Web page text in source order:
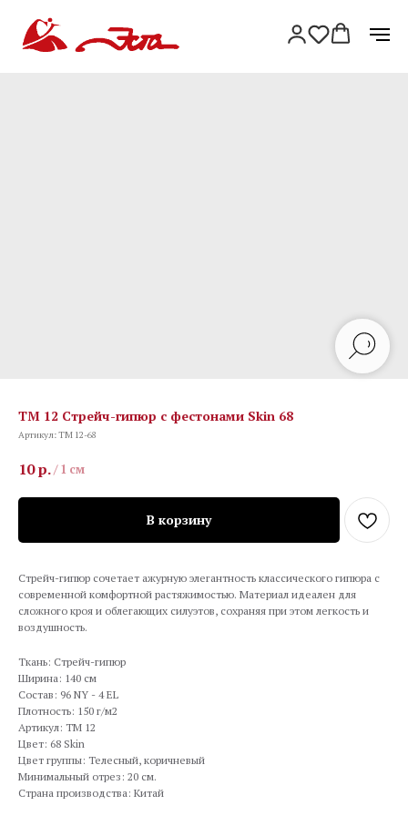
TM 12 Стрейч-гипюр с фестонами Skin 68
Артикул:TM 12-68
10р./ 1 см
В корзину
Стрейч-гипюр сочетает ажурную элегантность классического гипюра с
современной комфортной растяжимостью. Материал идеален для
сложного кроя и облегающих силуэтов, сохраняя при этом легкость и
воздушность.
Ткань: Стрейч-гипюр
Ширина: 140 см
Состав: 96 NY - 4 EL
Плотность: 150 г/м2
Артикул: TM 12
Цвет: 68 Skin
Цвет группы: Телесный, коричневый
Минимальный отрез: 20 см.
Страна производства: Китай